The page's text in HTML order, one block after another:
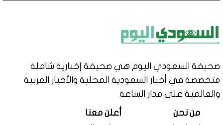
صحيفة السعودي اليوم هي صحيفة إخبارية شاملة
متخصصة في أخبار السعودية المحلية والأخبار العربية
والعالمية على مدار الساعة
من نحن
أعلن معنا